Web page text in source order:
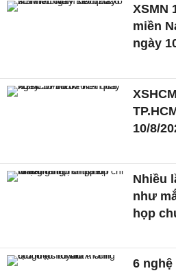
XSMN
miền
ngày
10/8/
Nhiều
như
họp
6